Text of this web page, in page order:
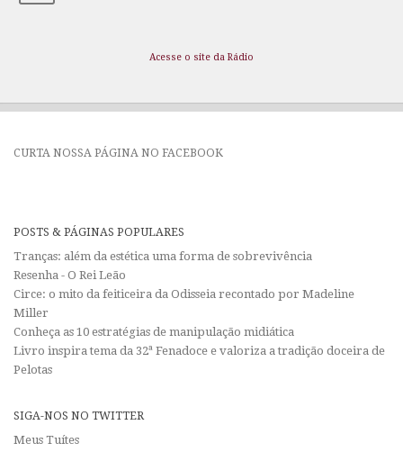
Acesse o site da Rádio
CURTA NOSSA PÁGINA NO FACEBOOK
POSTS & PÁGINAS POPULARES
Tranças: além da estética uma forma de sobrevivência
Resenha - O Rei Leão
Circe: o mito da feiticeira da Odisseia recontado por Madeline
Miller
Conheça as 10 estratégias de manipulação midiática
Livro inspira tema da 32ª Fenadoce e valoriza a tradição doceira de
Pelotas
SIGA-NOS NO TWITTER
Meus Tuítes